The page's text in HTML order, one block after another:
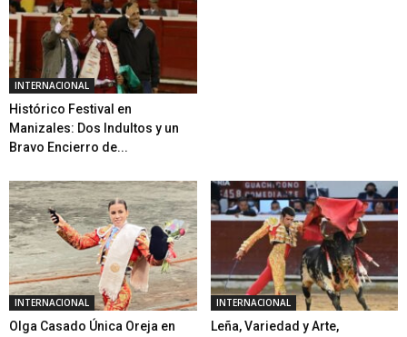
INTERNACIONAL
Histórico Festival en
Manizales: Dos Indultos y un
Bravo Encierro de...
INTERNACIONAL
Olga Casado Única Oreja en
INTERNACIONAL
Leña, Variedad y Arte,